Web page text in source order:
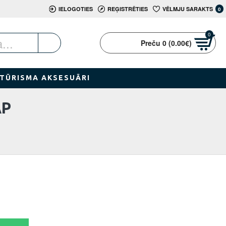
IELOGOTIES REĢISTRĒTIES VĒLMJU SARAKTS 0
Preču 0 (0.00€)
0
AKSESUĀRI